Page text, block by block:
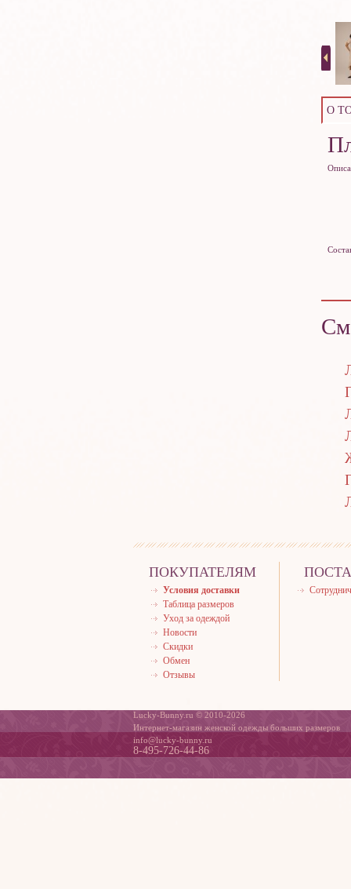
О
ПОКУПАТЕЛЯМ
Условия доставки
Таблица размеров
Уход за одеждой
Новости
Скидки
Обмен
Отзывы
Lucky-Bunny.ru © 2010-2026
Интернет-магазин женской одежды больших размеров
info@lucky-bunny.ru
8-495-726-44-86